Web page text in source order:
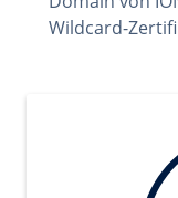
Wildcard-